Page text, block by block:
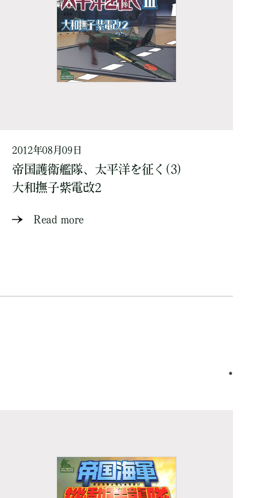
2012年08月09日
帝国護衛艦隊、太平洋を征く(3)
大和撫子紫電改2
Read more